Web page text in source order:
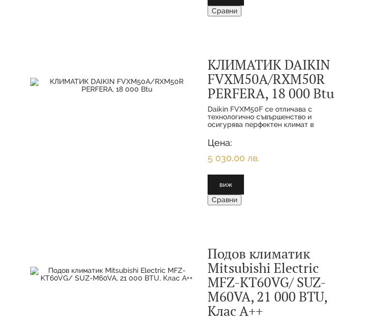
Сравни
КЛИМАТИК DAIKIN
FVXM50A/RXM50R
PERFERA, 18 000 Btu
Daikin FVXM50F се отличава с
технологично съвършенство и
осигурява перфектен климат в
FVXM-F осигуряват оптимално
разпределение на топлината чрез
проектираното за под
Цена:
5 030,00 лв.
виж
Сравни
Подов климатик
Mitsubishi Electric
MFZ-KT60VG/ SUZ-
M60VA, 21 000 BTU,
Клас А++